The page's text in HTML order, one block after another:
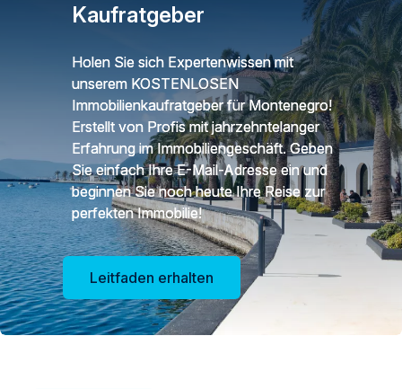
Kaufratgeber
Holen Sie sich Expertenwissen mit
unserem KOSTENLOSEN
Immobilienkaufratgeber für Montenegro!
Erstellt von Profis mit jahrzehntelanger
Erfahrung im Immobiliengeschäft. Geben
Sie einfach Ihre E-Mail-Adresse ein und
beginnen Sie noch heute Ihre Reise zur
perfekten Immobilie!
Leitfaden erhalten